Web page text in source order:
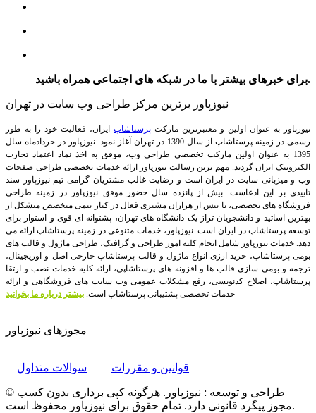
برای خبرهای بیشتر با ما در شبکه های اجتماعی همراه باشید.
نیوزپاور برترین مرکز طراحی وب سایت در تهران
نیوزپاور به عنوان اولین و معتبرترین مارکت پرستاشاپ ایران، فعالیت خود را به طور
رسمی در زمینه پرستاشاپ از سال 1390 در تهران آغاز نمود. نیوزپاور در خردادماه سال
1395 به عنوان اولین مارکت تخصصی طراحی وب، موفق به اخذ نماد اعتماد تجارت
الکترونیک ایران گردید. مهم ترین رسالت نیوزپاور ارائه خدمات تخصصی طراحی صفحات
وب و میزبانی سایت در ایران است و رضایت غالب مشتریان گرامی تیم نیوزپاور سند
تاییدی بر این ادعاست. بیش از پانزده سال حضور موفق نیوزپاور در زمینه طراحی
فروشگاه های تخصصی، با بیش از هزاران مشتری فعال در کنار تیمی متخصص متشکل از
بهترین اساتید و دانشجویان تراز یک دانشگاه های تهران، پشتوانه ای قوی و استوار برای
توسعه پرستاشاپ در ایران است.نیوزپاور، خدمات متنوعی در زمینه پرستاشاپ ارائه می
دهد. خدمات نیوزپاور شامل انجام کلیه امور طراحی و گرافیک، طراحی ماژول و قالب های
بومی پرستاشاپ، خرید ارزی انواع ماژول و قالب پرستاشاپ خارجی اصل و اوریجینال،
ترجمه و بومی سازی قالب ها و افزونه های پرستاشاپی، ارائه کلیه خدمات نصب و ارتقا
پرستاشاپ، اصلاح کدنویسی، رفع مشکلات عمومی وب سایت های فروشگاهی و ارائه
خدمات تخصصی پشتیبانی پرستاشاپ است. بیشتر درباره ما بخوانید
مجوزهای نیوزپاور
قوانین و مقررات | سوالات متداول
© طراحی و توسعه : نیوزپاور. هرگونه کپی برداری بدون کسب
مجوز پیگرد قانونی دارد. تمام حقوق برای نیوزپاور محفوظ است.